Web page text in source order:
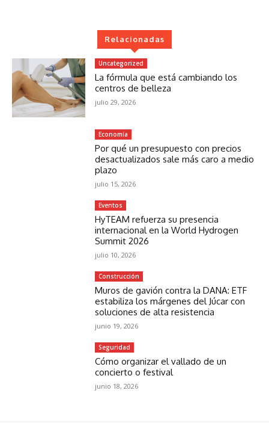
Relacionadas
Uncategorized
La fórmula que está cambiando los
centros de belleza
julio 29, 2026
Economía
Por qué un presupuesto con precios
desactualizados sale más caro a medio
plazo
julio 15, 2026
Eventos
HyTEAM refuerza su presencia
internacional en la World Hydrogen
Summit 2026
julio 10, 2026
Construcción
Muros de gavión contra la DANA: ETF
estabiliza los márgenes del Júcar con
soluciones de alta resistencia
junio 19, 2026
Seguridad
Cómo organizar el vallado de un
concierto o festival
junio 18, 2026